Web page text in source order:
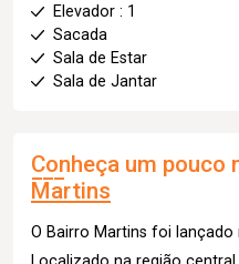
Elevador : 1
Sacada
Sala de Estar
Sala de Jantar
Conheça um pouco
Martins
O Bairro Martins foi lançado